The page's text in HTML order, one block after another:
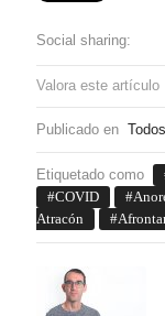
Social sharing:
Valora este artículo
Publicado en Todos
Etiquetado como
COVID
Atracón